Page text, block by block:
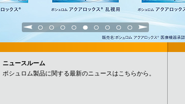
1 2 3 4 5 6 7 8 9
ニュースルーム
ボシュロム製品に関する最新のニュースはこちらから。